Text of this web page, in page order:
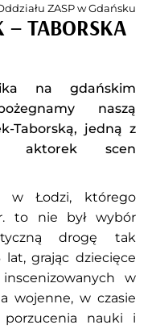
– TABORSKA
na gdańskim
naszą
Taborską, jedną z
aktorek scen
w Łodzi, którego
to nie był wybór
drogę tak
lat, grając dziecięce
w
wojenne, w czasie
nauki i
ZASP w Gdańsku